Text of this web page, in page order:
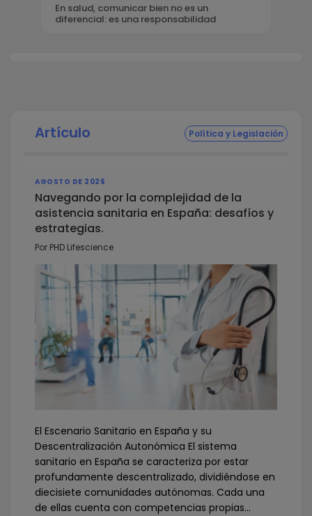
En salud, comunicar bien no es un
diferencial: es una responsabilidad
Artículo Política y Legislación
AGOSTO DE 2026
Navegando por la complejidad de la
asistencia sanitaria en España: desafíos y
estrategias.
Por PHD Lifescience
El Escenario Sanitario en España y su
Descentralización Autonómica El sistema
sanitario en España se caracteriza por estar
profundamente descentralizado, dividiéndose en
diecisiete comunidades autónomas. Cada una
de ellas cuenta con competencias propias...